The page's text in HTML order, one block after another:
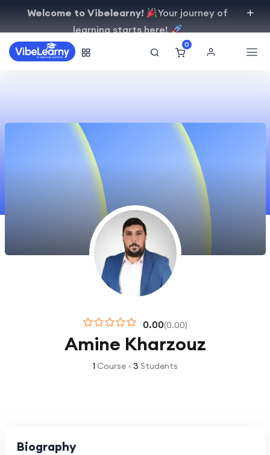
Welcome to Vibelearny!
Your journey of
learning starts here!
0
0.00(0.00)
Amine Kharzouz
1 Course • 3 Students
Biography